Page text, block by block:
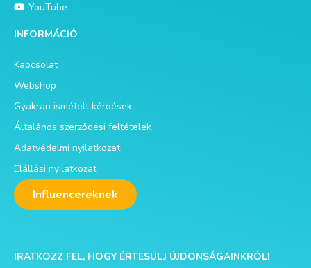
YouTube
INFORMÁCIÓ
Kapcsolat
Webshop
Gyakran ismételt kérdések
Általános szerződési feltételek
Adatvédelmi nyilatkozat
Elállási nyilatkozat
Influencereknek
IRATKOZZ FEL, HOGY ÉRTESÜLJ ÚJDONSÁGAINKRÓL!